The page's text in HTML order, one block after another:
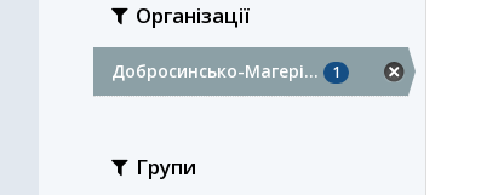
Організації
Добросинсько-Магері... 1
Групи